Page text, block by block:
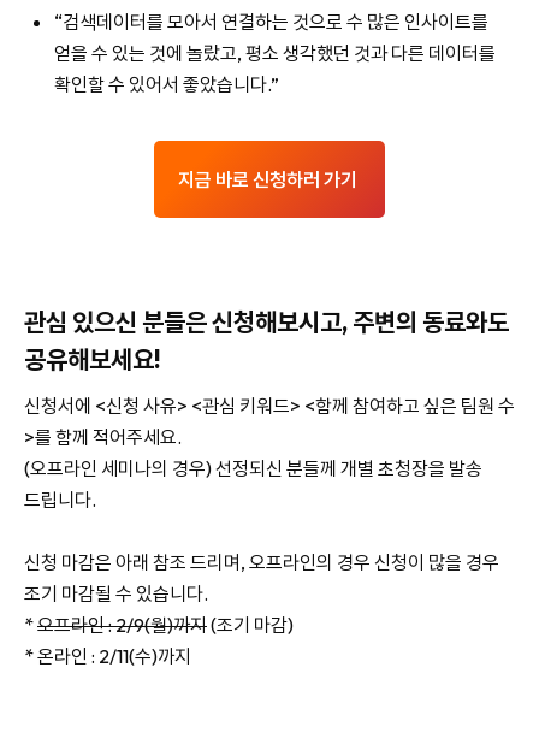
“검색데이터를 모아서 연결하는 것으로 수 많은 인사이트를
얻을 수 있는 것에 놀랐고, 평소 생각했던 것과 다른 데이터를
확인할 수 있어서 좋았습니다.”
지금 바로 신청하러 가기
관심 있으신 분들은 신청해보시고, 주변의 동료와도
공유해보세요!
신청서에 <신청 사유> <관심 키워드> <함께 참여하고 싶은 팀원 수
>를 함께 적어주세요.
(오프라인 세미나의 경우) 선정되신 분들께 개별 초청장을 발송
드립니다.
신청 마감은 아래 참조 드리며, 오프라인의 경우 신청이 많을 경우
조기 마감될 수 있습니다.
*오프라인 : 2/9(월)까지(조기 마감)
* 온라인 : 2/11(수)까지